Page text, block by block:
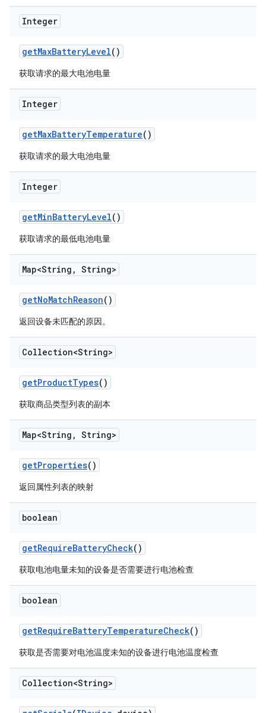
Integer
getMaxBatteryLevel()
获取请求的最大电池电量
Integer
getMaxBatteryTemperature()
获取请求的最大电池电量
Integer
getMinBatteryLevel()
获取请求的最低电池电量
Map<String , String>
getNoMatchReason()
返回设备未匹配的原因。
Collection<String>
getProductTypes()
获取商品类型列表的副本
Map<String , String>
getProperties()
返回属性列表的映射
boolean
getRequireBatteryCheck()
获取电池电量未知的设备是否需要进行电池检查
boolean
getRequireBatteryTemperatureCheck()
获取是否需要对电池温度未知的设备进行电池温度检查
Collection<String>